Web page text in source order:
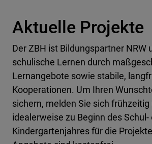
Aktuelle Projekte
Der ZBH ist Bildungspartner NRW
schulische Lernen durch
Lernangebote sowie stabile,
Kooperationen. Um Ihren
sichern, melden Sie sich frühzeitig
idealerweise zu Beginn des Schul-
Kindergartenjahres für die